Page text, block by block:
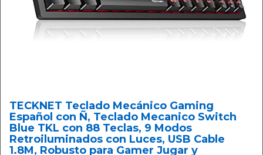
TECKNET Teclado Mecánico Gaming
Español con Ñ, Teclado Mecanico Switch
Blue TKL con 88 Teclas, 9 Modos
Retroiluminados con Luces, USB Cable
1.8M, Robusto para Gamer Jugar y